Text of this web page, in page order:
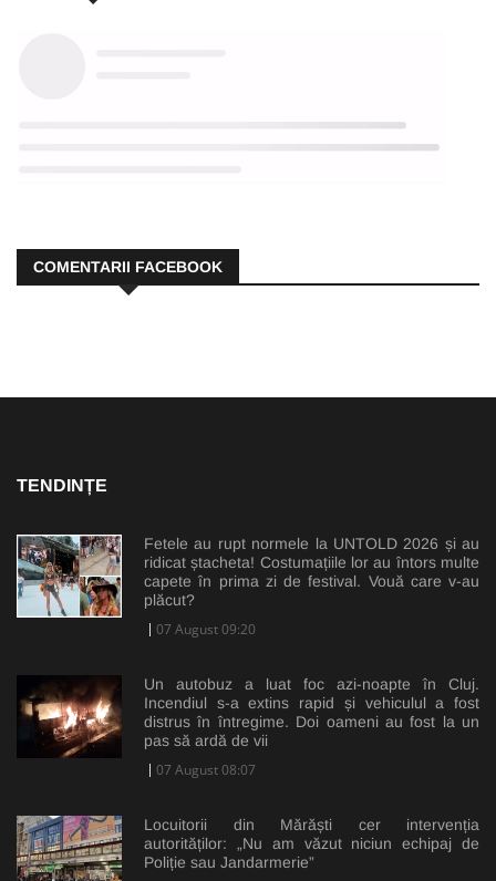
COMENTARII FACEBOOK
TENDINȚE
Fetele au rupt normele la UNTOLD 2026 și au
ridicat ștacheta! Costumațiile lor au întors multe
capete în prima zi de festival. Vouă care v-au
plăcut?
07 August 09:20
Un autobuz a luat foc azi-noapte în Cluj.
Incendiul s-a extins rapid și vehiculul a fost
distrus în întregime. Doi oameni au fost la un
pas să ardă de vii
07 August 08:07
Locuitorii din Mărăști cer intervenția
autorităților: „Nu am văzut niciun echipaj de
Poliție sau Jandarmerie”